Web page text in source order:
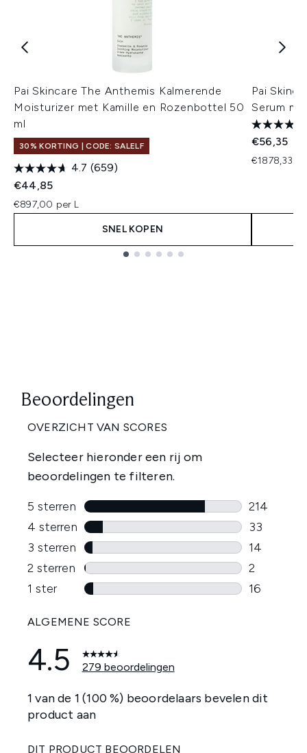
Pai Skincare The Anthemis Kalmerende
Moisturizer met Kamille en Rozenbottel 50
ml
30% KORTING | CODE: SALELF
4.7 (659)
€44,85
€897,00 per L
SNEL KOPEN
Pai
Serum
€56,35
€1878,33